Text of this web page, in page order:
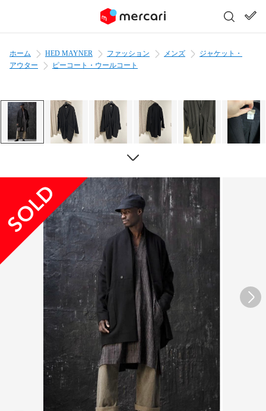
ホーム HED MAYNER ファッション メンズ
ジャケット・
アウター
ピーコート・ウールコート